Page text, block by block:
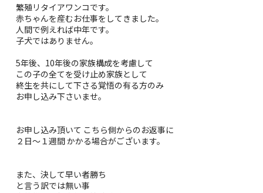
繁殖リタイアワンコです。
赤ちゃんを産むお仕事をしてきました。
人間で例えれば中年です。
子犬ではありません。
5年後、10年後の家族構成を考慮して
この子の全てを受け止め家族として
終生を共にして下さる覚悟の有る方のみ
お申し込み下さいませ。
お申し込み頂いて こちら側からのお返事に
２日〜１週間 かかる場合がございます。
また、決して早い者勝ち
と言う訳では無い事